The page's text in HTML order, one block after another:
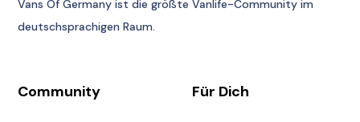
Vans Of Germany ist die größte Vanlife-Community im
deutschsprachigen Raum.
Community Für Dich